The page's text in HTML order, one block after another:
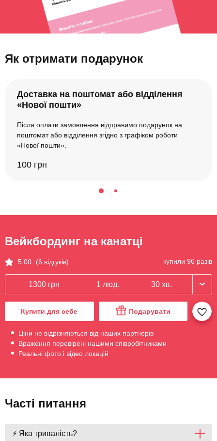
Як отримати подарунок
Доставка на поштомат або відділення
«Нової пошти»
Після оплати замовлення відправимо подарунок на
поштомат або відділення згідно з графіком роботи
«Нової пошти».
100 грн
Вейкбординг на канатці
5.00 (6 відгуків) купили 96 разів
1300 грн 1 люд. 30 хв.
Купити для себе Подарувати
Ціни не відрізняються від наших партнерів
Враження перевірені нашими співробітниками
Реальні фото і відео локацій
Часті питання
⚡ Яка тривалість?